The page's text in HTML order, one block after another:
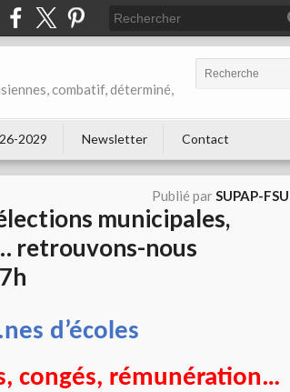
combatif, déterminé,
2029 Newsletter Contact
Publié parSUPAP-FSU
municipales,
retrouvons-nous
d’écoles
congés, rémunération…